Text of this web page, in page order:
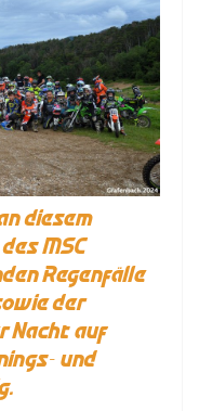
diesem
MSC
Regenfälle
der
Nacht auf
und